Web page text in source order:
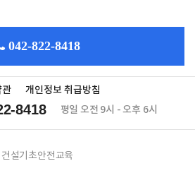
042-822-8418
관
개인정보 취급방침
8418 평일 오전 9시 - 오후 6시
건설기초안전교육